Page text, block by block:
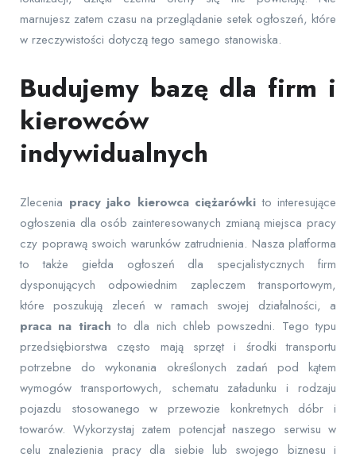
marnujesz zatem czasu na przeglądanie setek ogłoszeń, które
w rzeczywistości dotyczą tego samego stanowiska.
Budujemy bazę dla firm i
kierowców
indywidualnych
Zlecenia pracy jako kierowca ciężarówkito interesujące
ogłoszenia dla osób zainteresowanych zmianą miejsca pracy
czy poprawą swoich warunków zatrudnienia. Nasza platforma
to także giełda ogłoszeń dla specjalistycznych firm
dysponujących odpowiednim zapleczem transportowym,
które poszukują zleceń w ramach swojej działalności, a
praca na tirach to dla nich chleb powszedni. Tego typu
przedsiębiorstwa często mają sprzęt i środki transportu
potrzebne do wykonania określonych zadań pod kątem
wymogów transportowych, schematu załadunku i rodzaju
pojazdu stosowanego w przewozie konkretnych dóbr i
towarów. Wykorzystaj zatem potencjał naszego serwisu w
celu znalezienia pracy dla siebie lub swojego biznesu i